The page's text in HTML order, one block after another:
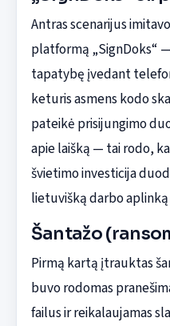
Antras scenarijus
platformą „SignDoks“
tapatybę įvedant
keturis asmens kodo
pateikė prisijungimo
apie laišką — tai rodo,
švietimo investicija
lietuvišką darbo
Šantažo
Pirmą kartą įtrauktas
buvo rodomas
failus ir reikalaujamas